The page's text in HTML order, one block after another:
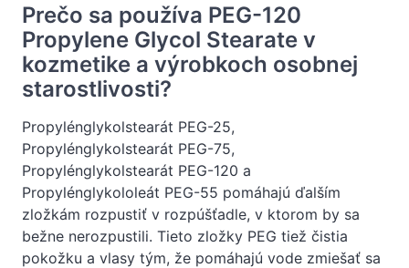
Prečo sa používa PEG-120
Propylene Glycol Stearate v
kozmetike a výrobkoch osobnej
starostlivosti?
Propylénglykolstearát PEG-25,
Propylénglykolstearát PEG-75,
Propylénglykolstearát PEG-120 a
Propylénglykololeát PEG-55 pomáhajú ďalším
zložkám rozpustiť v rozpúšťadle, v ktorom by sa
bežne nerozpustili. Tieto zložky PEG tiež čistia
pokožku a vlasy tým, že pomáhajú vode zmiešať sa